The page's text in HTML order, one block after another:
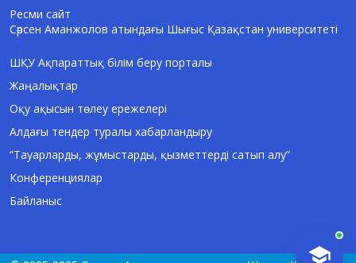
Ресми сайт
Сәрсен Аманжолов атындағы Шығыс Қазақстан университеті
ШҚУ Ақпараттық білім беру порталы
Жаңалықтар
Оқу ақысын төлеу ережелері
Алдағы тендер туралы хабарландыру
“Тауарларды, жұмыстарды, қызметтерді сатып алу”
Конференциялар
Байланыс
AI-Talapker
Сәлем! Мен AI-Talapker — Сәрсен
Аманжолов атындағы Шығыс Қазақстан
университеті (ШҚУ) көмекшісімін.
Бакалавриат, магистратура, докторантура